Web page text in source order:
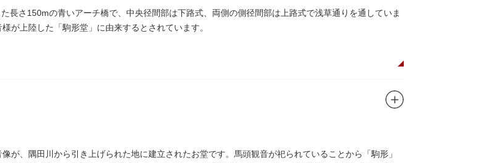
長さ150mの青いアーチ橋で、中央径間部は下路式、両側の側径間部は上路式で浅草通りを通していま
が上陸した「駒形堂」に由来するとされています。
が、隅田川から引き上げられた地に建立されたお堂です。馬頭観音が祀られていることから「駒形」